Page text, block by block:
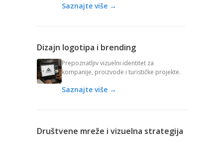
Saznajte više →
Dizajn logotipa i brending
Prepoznatljiv vizuelni identitet za
kompanije, proizvode i turističke projekte.
Saznajte više →
Društvene mreže i vizuelna strategija